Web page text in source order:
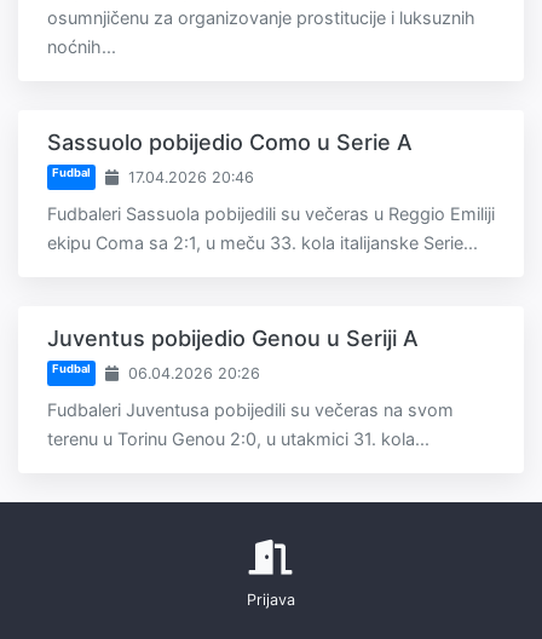
osumnjičenu za organizovanje prostitucije i luksuznih
noćnih...
Sassuolo pobijedio Como u Serie A
Fudbal 17.04.2026 20:46
Fudbaleri Sassuola pobijedili su večeras u Reggio Emiliji
ekipu Coma sa 2:1, u meču 33. kola italijanske Serie...
Juventus pobijedio Genou u Seriji A
Fudbal 06.04.2026 20:26
Fudbaleri Juventusa pobijedili su večeras na svom
terenu u Torinu Genou 2:0, u utakmici 31. kola...
Prijava